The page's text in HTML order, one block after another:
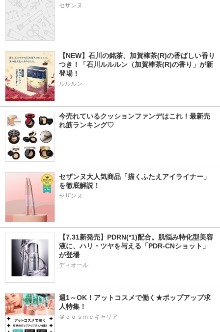
セザンヌ
【NEW】石川の銘茶、加賀棒茶(R)の香ばしい香り
つき！「石川ルルルン（加賀棒茶(R)の香り」が新
登場！
ルルルン
今売れているクッションファンデはこれ！最新売
れ筋ランキング♡
セザンヌ大人気商品「描くふたえアイライナー」
を徹底解説！
セザンヌ
【7.31新発売】PDRN(*1)配合。肌悩み特化型美容
液に、ハリ・ツヤを与える「PDR-CNショット」
が登場
ディオール
週1～OK！アットコスメで働く★ポップアップ求
人特集！
＠ｃｏｓｍｅキャリア